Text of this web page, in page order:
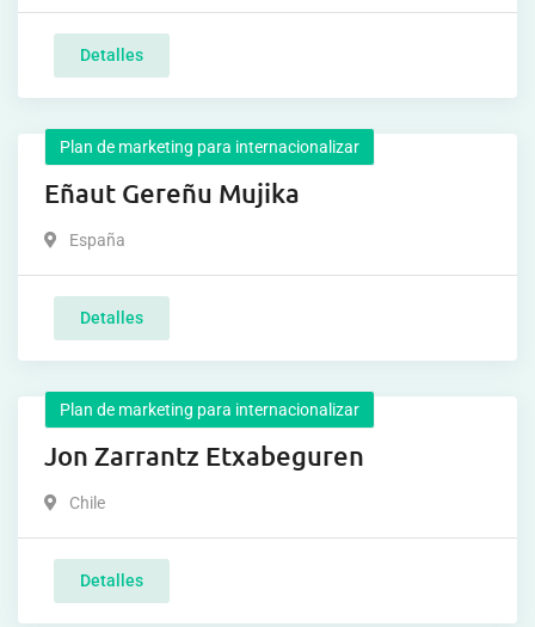
Detalles
Plan de marketing para internacionalizar
Eñaut Gereñu Mujika
España
Detalles
Plan de marketing para internacionalizar
Jon Zarrantz Etxabeguren
Chile
Detalles